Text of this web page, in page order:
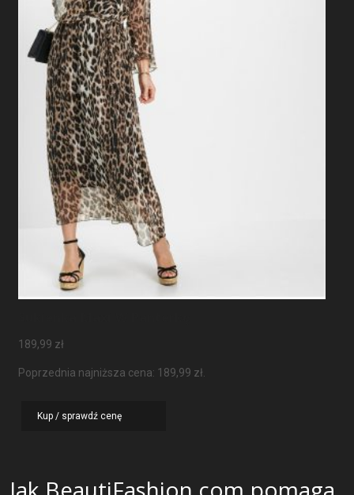
189,99 zł
Poprzednia najniższa cena: 189,99 zł
Kup / sprawdź cenę